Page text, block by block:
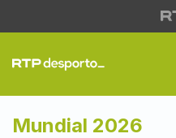
Noruega
Mundial 2026